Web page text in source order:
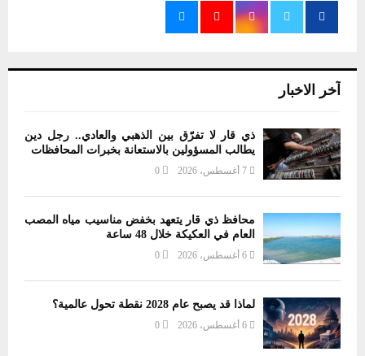
آخر الاخبار
ذي قار لا تفرّق بين الذهبي والعادي.. رجل دين
يطالب المسؤولين بالاستعانة بخبرات المحافظات
7 أغسطس، 2026 0
محافظ ذي قار يتعهد بخفض مناسيب مياه المصب
العام في العكيكة خلال 48 ساعة
6 أغسطس، 2026 0
لماذا قد يصبح عام 2028 نقطة تحول عالمية؟
6 أغسطس، 2026 0